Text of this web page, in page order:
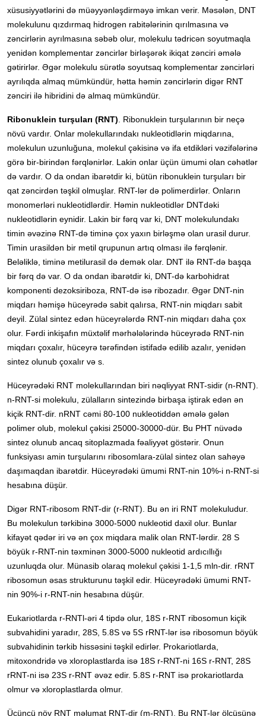
xüsusiyyətlərini də müəyyənləşdirməyə imkan verir. Məsələn, DNT
molekulunu qızdırmaq hidrogen rabitələrinin qırılmasına və
zəncirlərin ayrılmasına səbəb olur, molekulu tədricən soyutmaqla
yenidən komplementar zəncirlər birləşərək ikiqat zənciri əmələ
gətirirlər. Əgər molekulu sürətlə soyutsaq komplementar zəncirləri
ayrılıqda almaq mümkündür, hətta həmin zəncirlərin digər RNT
zənciri ilə hibridini də almaq mümkündür.
Ribonuklein turşuları (RNT) . Ribonuklein turşularının bir neçə
növü vardır. Onlar molekullarındakı nukleotidlərin miqdarına,
molekulun uzunluğuna, molekul çəkisinə və ifa etdikləri vəzifələrinə
görə bir-birindən fərqlənirlər. Lakin onlar üçün ümumi olan cəhətlər
də vardır. O da ondan ibarətdir ki, bütün ribonuklein turşuları bir
qat zəncirdən təşkil olmuşlar. RNT-lər də polimerdirlər. Onların
monomerləri nukleotidlərdir. Həmin nukleotidlər DNTdəki
nukleotidlərin eynidir. Lakin bir fərq var ki, DNT molekulundakı
timin əvəzinə RNT-də timinə çox yaxın birləşmə olan urasil durur.
Timin urasildən bir metil qrupunun artıq olması ilə fərqlənir.
Beləliklə, timinə metilurasil də demək olar. DNT ilə RNT-də başqa
bir fərq də var. O da ondan ibarətdir ki, DNT-də karbohidrat
komponenti dezoksiriboza, RNT-də isə ribozadır. Əgər DNT-nin
miqdarı həmişə hüceyrədə sabit qalırsa, RNT-nin miqdarı sabit
deyil. Zülal sintez edən hüceyrələrdə RNT-nin miqdarı daha çox
olur. Fərdi inkişafın müxtəlif mərhələlərində hüceyrədə RNT-nin
miqdarı çoxalır, hüceyrə tərəfindən istifadə edilib azalır, yenidən
sintez olunub çoxalır və s.
Hüceyrədəki RNT molekullarından biri nəqliyyat RNT-sidir (n-RNT).
n-RNT-si molekulu, zülalların sintezində birbaşa iştirak edən ən
kiçik RNT-dir. nRNT cəmi 80-100 nukleotiddən əmələ gələn
polimer olub, molekul çəkisi 25000-30000-dür. Bu РНТ nüvədə
sintez olunub ancaq sitoplazmada fəaliyyət göstərir. Onun
funksiyası amin turşularını ribosomlara-zülal sintez olan sahəyə
daşımaqdan ibarətdir. Hüceyrədəki ümumi RNT-nin 10%-i n-RNT-si
hesabına düşür.
Digər RNT-ribosom RNT-dir (r-RNT). Bu ən iri RNT molekuludur.
Bu molekulun tərkibinə 3000-5000 nukleotid daxil olur. Bunlar
kifayət qədər iri və ən çox miqdara malik olan RNT-lərdir. 28 S
böyük r-RNT-nin təxminən 3000-5000 nukleotid ardıcıllığı
uzunluqda olur. Münasib olaraq molekul çəkisi 1-1,5 mln-dir. rRNT
ribosomun əsas strukturunu təşkil edir. Hüceyrədəki ümumi RNT-
nin 90%-i r-RNT-nin hesabına düşür.
Eukariotlarda r-RNTl-əri 4 tipdə olur, 18S r-RNT ribosomun kiçik
subvahidini yaradır, 28S, 5.8S və 5S rRNT-lər isə ribosomun böyük
subvahidinin tərkib hissəsini təşkil edirlər. Prokariotlarda,
mitoxondridə və xloroplastlarda isə 18S r-RNT-ni 16S r-RNT, 28S
rRNT-ni isə 23S r-RNT əvəz edir. 5.8S r-RNT isə prokariotlarda
olmur və xloroplastlarda olmur.
Üçüncü növ RNT məlumat RNT-dir (m-RNT). Bu RNT-lər ölçüsünə